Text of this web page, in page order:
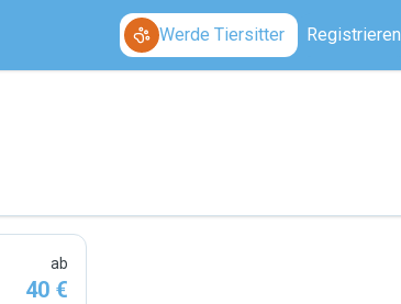
Werde Tiersitter Registrieren
ab
40 €